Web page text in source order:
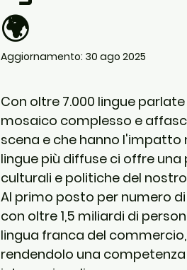
🌍
Aggiornamento: 30 ago 2025
Con oltre 7.000 lingue
mosaico complesso e
scena e che hanno l'impatto
lingue più diffuse ci offre
culturali e politiche del
Al primo posto per numero
con oltre 1,5 miliardi di
lingua franca del
rendendolo una